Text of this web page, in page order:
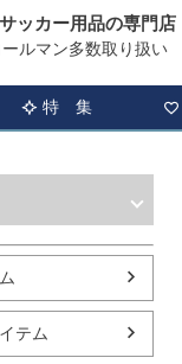
ッカー用品の専門店
ルマン多数取り扱い
特 集
テム